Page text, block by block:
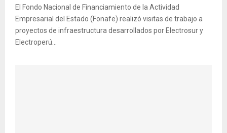
El Fondo Nacional de Financiamiento de la Actividad
Empresarial del Estado (Fonafe) realizó visitas de trabajo a
proyectos de infraestructura desarrollados por Electrosur y
Electroperú...